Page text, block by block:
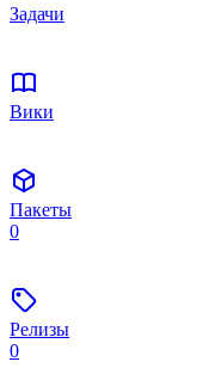
Задачи
Вики
Пакеты
0
Релизы
0